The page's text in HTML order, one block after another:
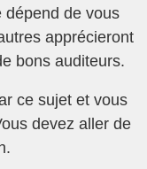
dépend de vous
apprécieront
bons auditeurs.
ce sujet et vous
devez aller de